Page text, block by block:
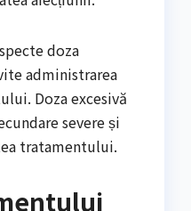
doza
administrarea
Doza excesivă
severe și
tratamentului.